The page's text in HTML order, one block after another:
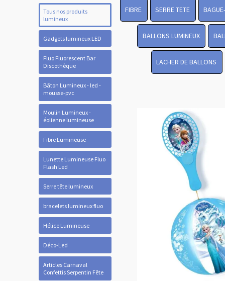
Tous nos produits
lumineux
Gadgets lumineux LED
Fluo Fluorescent Bar
Discothèque
Bâton Lumineux - led -
mousse-pvc
Moulin Lumineux -
éolienne lumineuse
Fibre Lumineuse
Lunette Lumineuse Fluo
Flash Led
Serre tête lumineux
bracelets lumineux fluo
Hélice Lumineuse
Déco-Led
Articles Carnaval
Confettis Serpentin Fête
FIBRE SERRE TETE
BALLONS LUMINEUX
LACHER DE BALLONS